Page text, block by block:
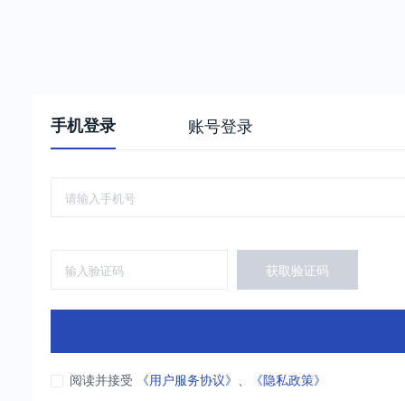
手机登录 账号登录
获取验证码
阅读并接受 《用户服务协议》 、 《隐私政策》